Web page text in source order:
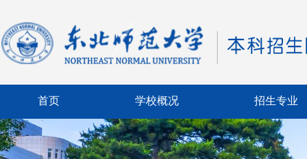
首页 学校概况 招生专业